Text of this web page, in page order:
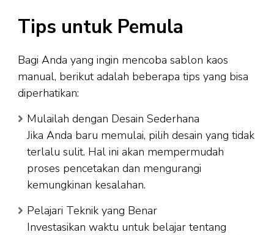
Tips untuk Pemula
Bagi Anda yang ingin mencoba sablon kaos
manual, berikut adalah beberapa tips yang bisa
diperhatikan:
Mulailah dengan Desain Sederhana
Jika Anda baru memulai, pilih desain yang tidak
terlalu sulit. Hal ini akan mempermudah
proses pencetakan dan mengurangi
kemungkinan kesalahan.
Pelajari Teknik yang Benar
Investasikan waktu untuk belajar tentang